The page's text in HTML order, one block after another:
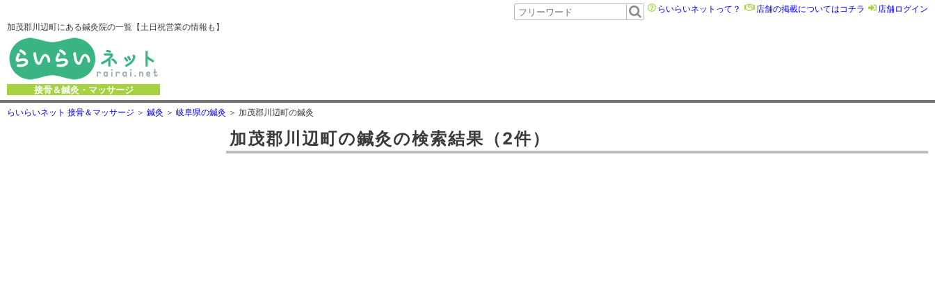
加茂郡川辺町にある鍼灸院の一覧【土日祝営業の情報も】
接骨＆鍼灸・マッサージ
らいらいネットって？ 店舗の掲載についてはコチラ 店舗ログイン
らいらいネット 接骨＆マッサージ 鍼灸 岐阜県の鍼灸 加茂郡川辺町の鍼灸
加茂郡川辺町の鍼灸の検索結果 （2件）